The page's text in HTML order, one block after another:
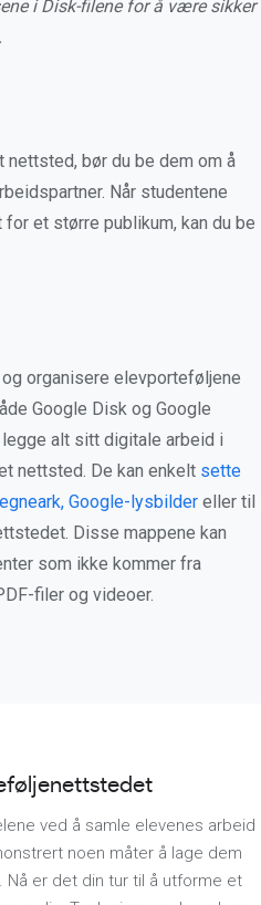
i Disk-filene for å være sikker
bør du be dem om å
Når studentene
et større publikum, kan du be
organisere elevporteføljene
Google Disk og Google
alt sitt digitale arbeid i
nettsted. De kan enkelt sette
Google-lysbilder eller til
Disse mappene kan
som ikke kommer fra
filer og videoer.
ved å samle elevenes arbeid
noen måter å lage dem
Nå er det din tur til å utforme et